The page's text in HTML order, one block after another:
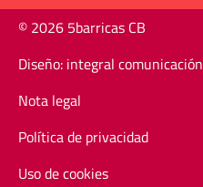
© 2026 5barricas CB
Diseño: integral comunicación
Nota legal
Política de privacidad
Uso de cookies